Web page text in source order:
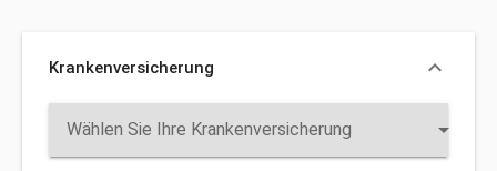
Krankenversicherung keyboard_arrow_down
Wählen Sie Ihre Krankenversicherung arrow_drop_down